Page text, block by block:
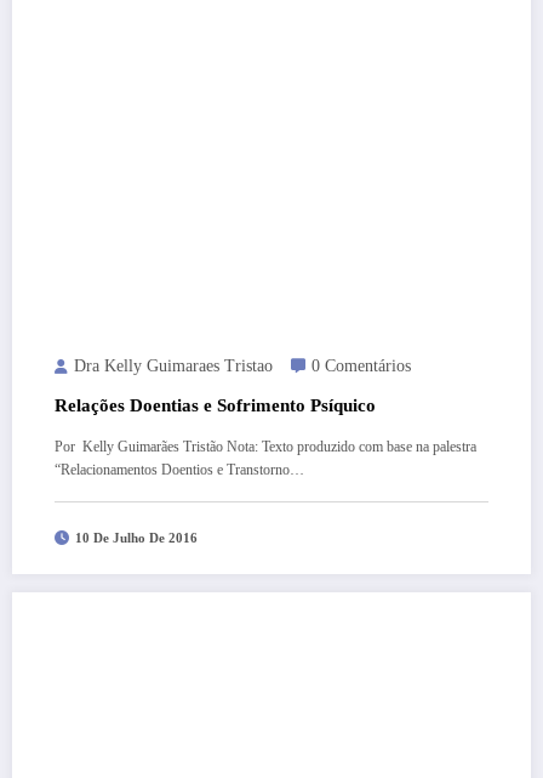
Dra Kelly Guimaraes Tristao 0 Comentários
Relações Doentias e Sofrimento Psíquico
Por Kelly Guimarães Tristão Nota: Texto produzido com base na palestra
“Relacionamentos Doentios e Transtorno…
10 De Julho De 2016